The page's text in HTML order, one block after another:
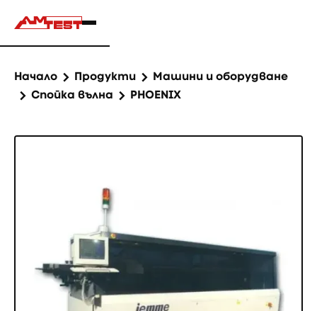
Начало Продукти
Машини и оборудване
Спойка вълна
PHOENIX